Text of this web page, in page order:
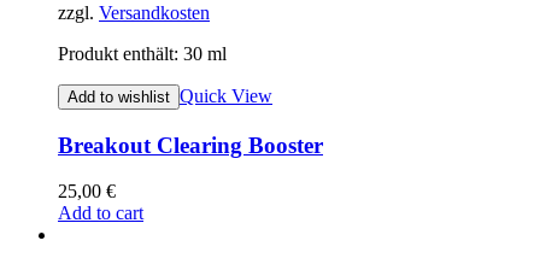
zzgl. Versandkosten
Produkt enthält: 30 ml
Add to wishlist Quick View
Breakout Clearing Booster
25,00 €
Add to cart